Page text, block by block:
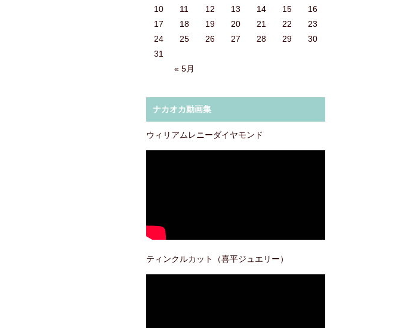
« 5月
10
11 12 13 14 15
16
17
18 19 20 21 22
23
24
25 26 27 28 29
30
31
ナカオカ動画集
ウィリアムレニーダイヤモンド
ティンクルカット（喜平ジュエリー）